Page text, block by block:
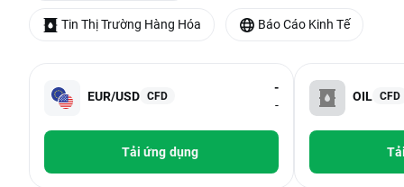
EUR/USD CFD
-
-
Tải ứng dụng
OIL CFD
Tin Thị Trường Hàng Hóa Báo Cáo Kinh Tế